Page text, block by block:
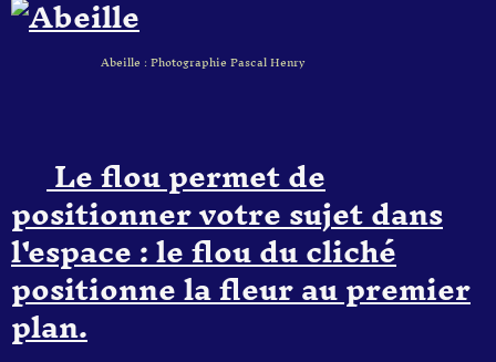
Abeille : Photographie Pascal Henry
Le flou permet de
positionner votre sujet dans
l'espace : le flou du cliché
positionne la fleur au premier
plan.